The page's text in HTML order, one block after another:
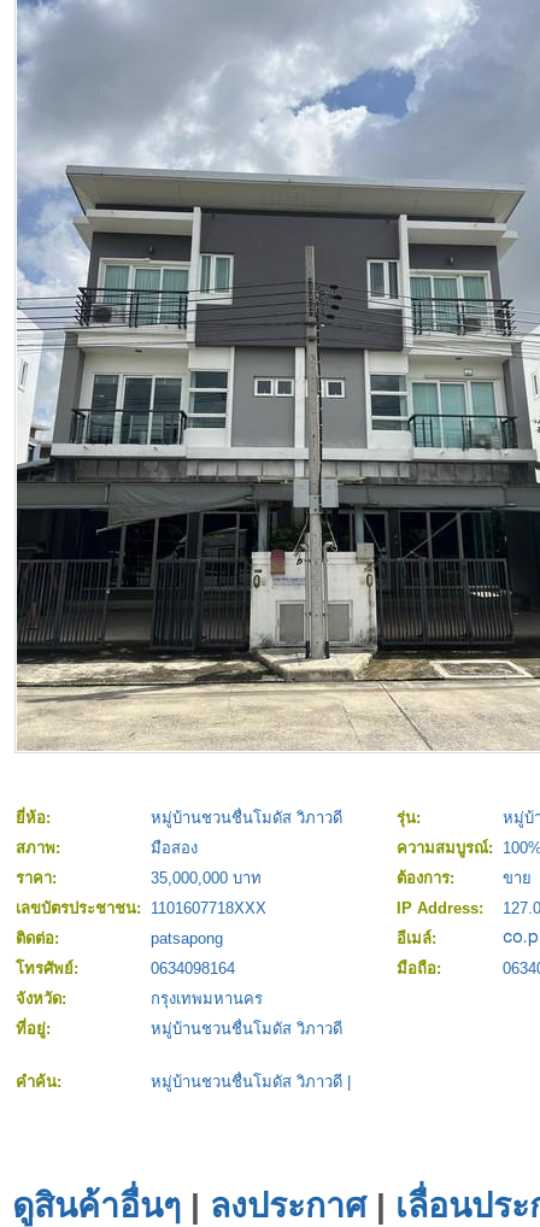
ยี่ห้อ: หมู่บ้านชวนชื่นโมดัส วิภาวดี รุ่น:
หมู่บ้
สภาพ:
มือสอง ความสมบูรณ์:
ราคา:
35,000,000 บาท ต้องการ:
ขาย
เลขบัตรประชาชน:
1101607718XXX IP Address:
ติดต่อ:
patsapong
อีเมล์:
โทรศัพย์:
0634098164 มือถือ:
จังหวัด:
กรุงเทพมหานคร
ที่อยู่:
หมู่บ้านชวนชื่นโมดัส วิภาวดี
คำค้น: หมู่บ้านชวนชื่นโมดัส วิภาวดี
ดูสินค้าอื่นๆ | ลงประกาศ| เลื่อนปร